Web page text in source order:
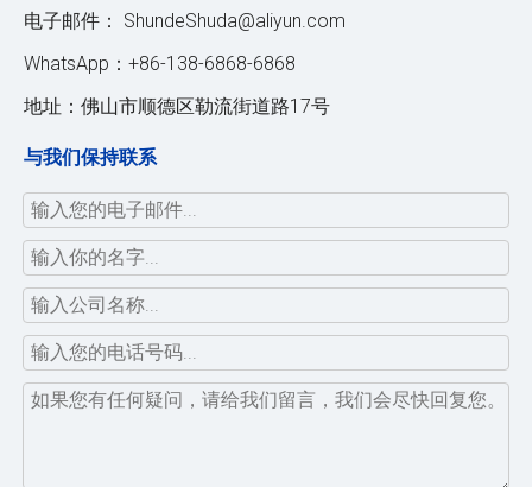
电子邮件： ShundeShuda@aliyun.com
WhatsApp：+86-138-6868-6868
地址：佛山市顺德区勒流街道路17号
与我们保持联系